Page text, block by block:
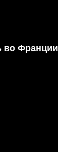
во Франции